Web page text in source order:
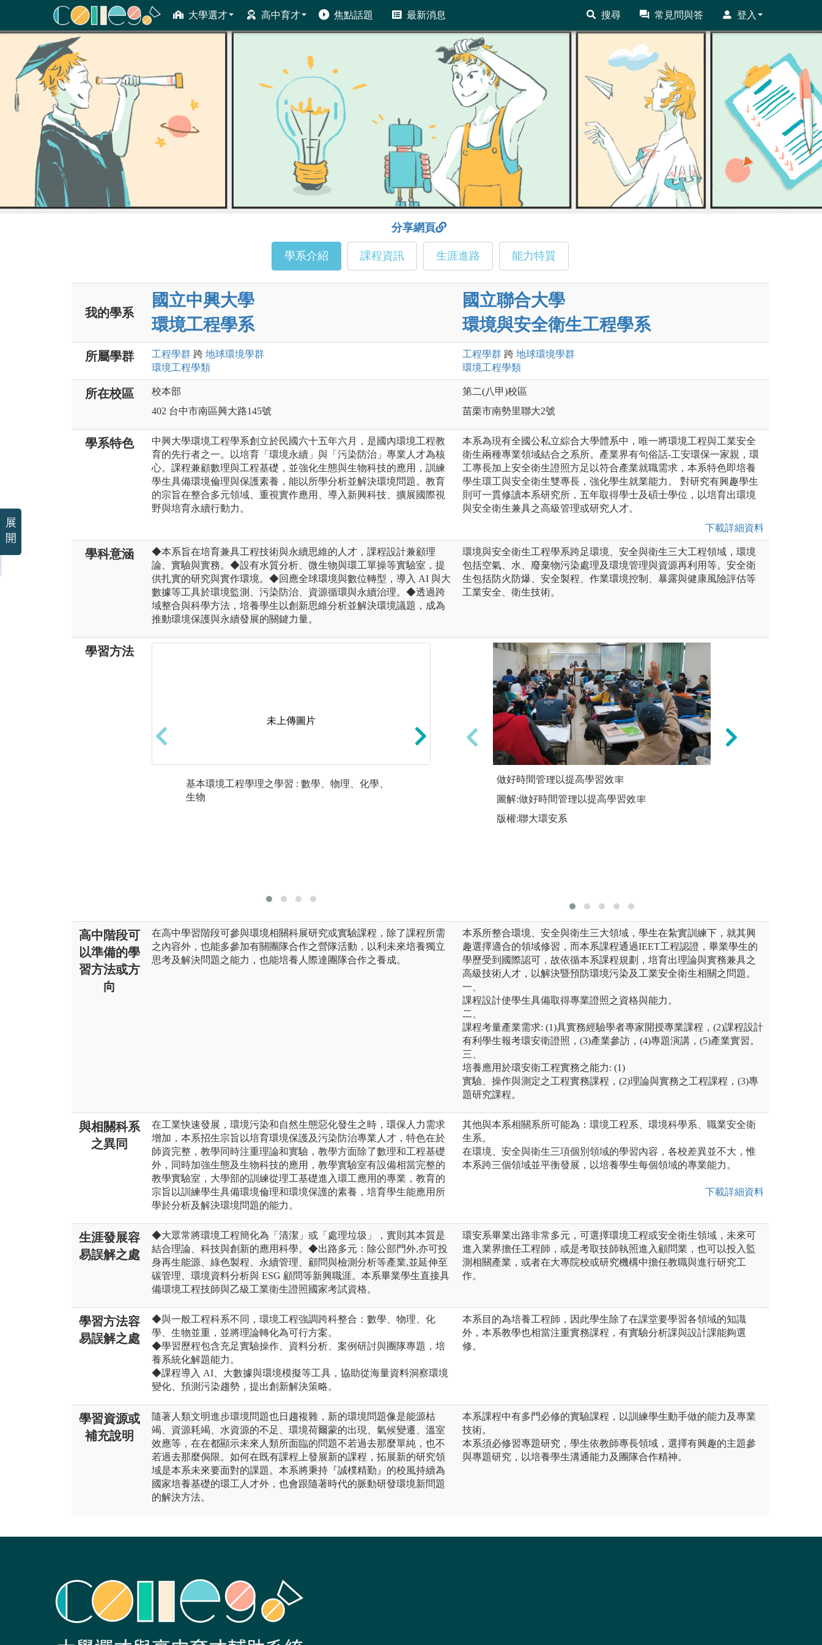
大學選才 高中育才 焦點話題 最新消息 搜尋 常見問與答 登入
ColleGo! 大學選才與高中育才輔助系統
分享網頁
學系介紹 課程資訊 生涯進路 能力特質
我的學系
國立中興大學
環境工程學系
國立聯合大學
環境與安全衛生工程學系
所屬學群 工程學群 跨 地球環境學群
環境工程學類
工程學群 跨 地球環境學群
環境工程學類
所在校區
校本部
402 台中市南區興大路145號
第二(八甲)校區
苗栗市南勢里聯大2號
學系特色
中興大學環境工程學系創立於民國六十五年六月，是國內環境工程教
育的先行者之一。以培育「環境永續」與「污染防治」專業人才為核
心。課程兼顧數理與工程基礎，並強化生態與生物科技的應用，訓練
學生具備環境倫理與保護素養，能以所學分析並解決環境問題。教育
的宗旨在整合多元領域、重視實作應用、導入新興科技、擴展國際視
野與培育永續行動力。
本系為現有全國公私立綜合大學體系中，唯一將環境工程與工業安全
衛生兩種專業領域結合之系所。產業界有句俗話-工安環保一家親，環
工專長加上安全衛生證照方足以符合產業就職需求，本系特色即培養
學生環工與安全衛生雙專長，強化學生就業能力。 對研究有興趣學生
則可一貫修讀本系研究所，五年取得學士及碩士學位，以培育出環境
與安全衛生兼具之高級管理或研究人才。
下載詳細資料
學科意涵
◆本系旨在培育兼具工程技術與永續思維的人才，課程設計兼顧理
論、實驗與實務。◆設有水質分析、微生物與環工單操等實驗室，提
供扎實的研究與實作環境。◆回應全球環境與數位轉型，導入 AI 與大
數據等工具於環境監測、污染防治、資源循環與永續治理。◆透過跨
域整合與科學方法，培養學生以創新思維分析並解決環境議題，成為
推動環境保護與永續發展的關鍵力量。
環境與安全衛生工程學系跨足環境、安全與衛生三大工程領域，環境
包括空氣、水、廢棄物污染處理及環境管理與資源再利用等。安全衛
生包括防火防爆、安全製程、作業環境控制、暴露與健康風險評估等
工業安全、衛生技術。
學習方法
未上傳圖片
基本環境工程學理之學習 : 數學、物理、化學、
生物
未上傳圖片
動手實作能力之訓練加強與業界的互動及合作
作環境，而工程領域首重實務與理論合一。要滿
做好時間管理以提高學習效率
圖解:做好時間管理以提高學習效率
版權:聯大環安系
高中階段可
以準備的學
習方法或方
向
在高中學習階段可參與環境相關科展研究或實驗課程，除了課程所需
之內容外，也能多參加有關團隊合作之營隊活動，以利未來培養獨立
思考及解決問題之能力，也能培養人際達團隊合作之養成。
本系所整合環境、安全與衛生三大領域，學生在紮實訓練下，就其興
趣選擇適合的領域修習，而本系課程通過IEET工程認證，畢業學生的
學歷受到國際認可，故依循本系課程規劃，培育出理論與實務兼具之
高級技術人才，以解決暨預防環境污染及工業安全衛生相關之問題。
一、
課程設計使學生具備取得專業證照之資格與能力。
二、
課程考量產業需求: (1)具實務經驗學者專家開授專業課程，(2)課程設計
有利學生報考環安衛證照，(3)產業參訪，(4)專題演講，(5)產業實習。
三、
培養應用於環安衛工程實務之能力: (1)
實驗、操作與測定之工程實務課程，(2)理論與實務之工程課程，(3)專
題研究課程。
與相關科系
之異同
在工業快速發展，環境污染和自然生態惡化發生之時，環保人力需求
增加，本系招生宗旨以培育環境保護及污染防治專業人才，特色在於
師資完整，教學同時注重理論和實驗，教學方面除了數理和工程基礎
外，同時加強生態及生物科技的應用，教學實驗室有設備相當完整的
教學實驗室，大學部的訓練從理工基礎進入環工應用的專業，教育的
宗旨以訓練學生具備環境倫理和環境保護的素養，培育學生能應用所
學於分析及解決環境問題的能力。
其他與本系相關系所可能為：環境工程系、環境科學系、職業安全衛
生系。
在環境、安全與衛生三項個別領域的學習內容，各校差異並不大，惟
本系跨三個領域並平衡發展，以培養學生每個領域的專業能力。
下載詳細資料
生涯發展容
易誤解之處
◆大眾常將環境工程簡化為「清潔」或「處理垃圾」，實則其本質是
結合理論、科技與創新的應用科學。◆出路多元：除公部門外,亦可投
身再生能源、綠色製程、永續管理、顧問與檢測分析等產業,並延伸至
碳管理、環境資料分析與 ESG 顧問等新興職涯。本系畢業學生直接具
備環境工程技師與乙級工業衛生證照國家考試資格。
環安系畢業出路非常多元，可選擇環境工程或安全衛生領域，未來可
進入業界擔任工程師，或是考取技師執照進入顧問業，也可以投入監
測相關產業，或者在大專院校或研究機構中擔任教職與進行研究工
作。
學習方法容
易誤解之處
◆與一般工程科系不同，環境工程強調跨科整合：數學、物理、化
學、生物並重，並將理論轉化為可行方案。
◆學習歷程包含充足實驗操作、資料分析、案例研討與團隊專題，培
養系統化解題能力。
◆課程導入 AI、大數據與環境模擬等工具，協助從海量資料洞察環境
變化、預測污染趨勢，提出創新解決策略。
本系目的為培養工程師，因此學生除了在課堂要學習各領域的知識
外，本系教學也相當注重實務課程，有實驗分析課與設計課能夠選
修。
學習資源或
補充說明
隨著人類文明進步環境問題也日趨複雜，新的環境問題像是能源枯
竭、資源耗竭、水資源的不足、環境荷爾蒙的出現、氣候變遷、溫室
效應等，在在都顯示未來人類所面臨的問題不若過去那麼單純，也不
若過去那麼侷限。如何在既有課程上發展新的課程，拓展新的研究領
域是本系未來要面對的課題。本系將秉持『誠樸精勤』的校風持續為
國家培養基礎的環工人才外，也會跟隨著時代的脈動研發環境新問題
的解決方法。
本系課程中有多門必修的實驗課程，以訓練學生動手做的能力及專業
技術。
本系須必修習專題研究，學生依教師專長領域，選擇有興趣的主題參
與專題研究，以培養學生溝通能力及團隊合作精神。
展
開